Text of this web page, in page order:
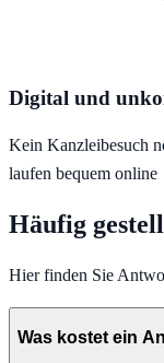
Digital und
Kein Kanzleibesuch
laufen bequem online
Häufig
Hier finden Sie
Was kostet ein